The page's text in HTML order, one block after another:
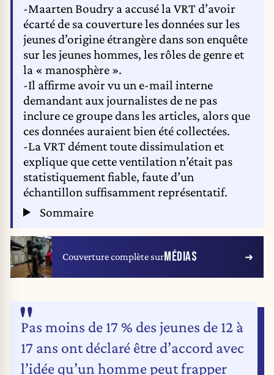
-Maarten Boudry a accusé la VRT d’avoir
écarté de sa couverture les données sur les
jeunes d’origine étrangère dans son enquête
sur les jeunes hommes, les rôles de genre et
la « manosphère ».
-Il affirme avoir vu un e-mail interne
demandant aux journalistes de ne pas
inclure ce groupe dans les articles, alors que
ces données auraient bien été collectées.
-La VRT dément toute dissimulation et
explique que cette ventilation n’était pas
statistiquement fiable, faute d’un
échantillon suffisamment représentatif.
Sommaire
Couverture complète surMÉDIAS
Pas moins de 17 % des jeunes de 12 à
17 ans ont déclaré être d’accord avec
l’idée qu’un homme peut frapper